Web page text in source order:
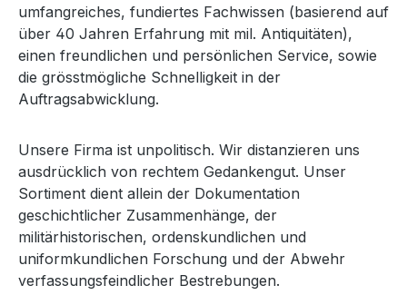
umfangreiches, fundiertes Fachwissen (basierend auf
über 40 Jahren Erfahrung mit mil. Antiquitäten),
einen freundlichen und persönlichen Service, sowie
die grösstmögliche Schnelligkeit in der
Auftragsabwicklung.
Unsere Firma ist unpolitisch. Wir distanzieren uns
ausdrücklich von rechtem Gedankengut. Unser
Sortiment dient allein der Dokumentation
geschichtlicher Zusammenhänge, der
militärhistorischen, ordenskundlichen und
uniformkundlichen Forschung und der Abwehr
verfassungsfeindlicher Bestrebungen.